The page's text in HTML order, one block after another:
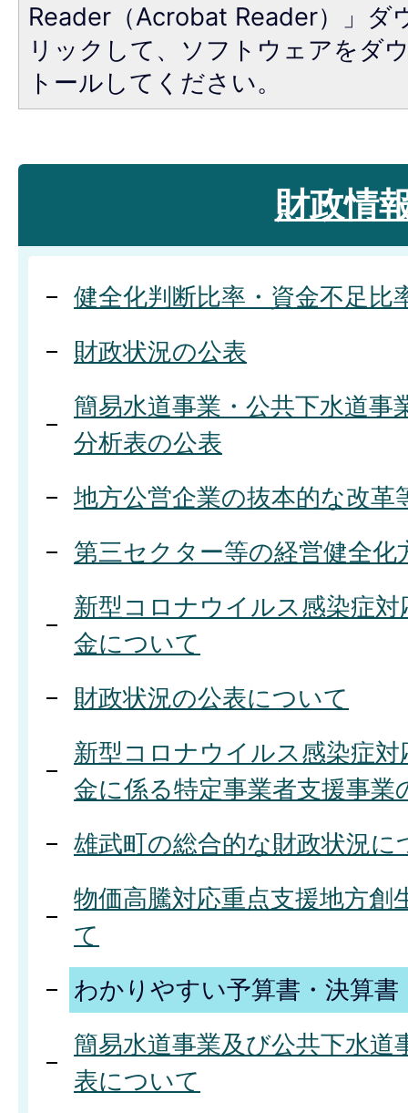
Reader（Acrobat Reader）」ダ
リックして、ソフトウェアをダ
トールしてください。
財政情
健全化判断比率・資金不足比
財政状況の公表
簡易水道事業・公共下水道事
分析表の公表
地方公営企業の抜本的な改革
第三セクター等の経営健全
新型コロナウイルス感染症
金について
財政状況の公表について
新型コロナウイルス感染症
金に係る特定事業者支援事業
雄武町の総合的な財政状況
物価高騰対応重点支援地方創
て
わかりやすい予算書・決算書
簡易水道事業及び公共下水道
表について